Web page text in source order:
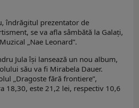
îndrăgitul prezentator de
se va afla sâmbătă la Galaţi,
„Nae Leonard”.
Jula îşi lansează un nou album,
său va fi Mirabela Dauer.
„Dragoste fără frontiere”,
18,30, este 21,2 lei, respectiv 10,6